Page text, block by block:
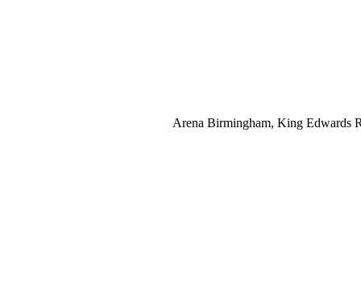
Arena Birmingham, King Edwards